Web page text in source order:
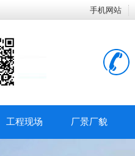
手机网站
工程现场 厂景厂貌